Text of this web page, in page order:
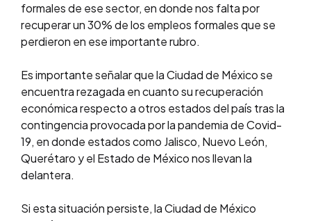
formales de ese sector, en donde nos falta por
recuperar un 30% de los empleos formales que se
perdieron en ese importante rubro.
Es importante señalar que la Ciudad de México se
encuentra rezagada en cuanto su recuperación
económica respecto a otros estados del país tras la
contingencia provocada por la pandemia de Covid-
19, en donde estados como Jalisco, Nuevo León,
Querétaro y el Estado de México nos llevan la
delantera.
Si esta situación persiste, la Ciudad de México